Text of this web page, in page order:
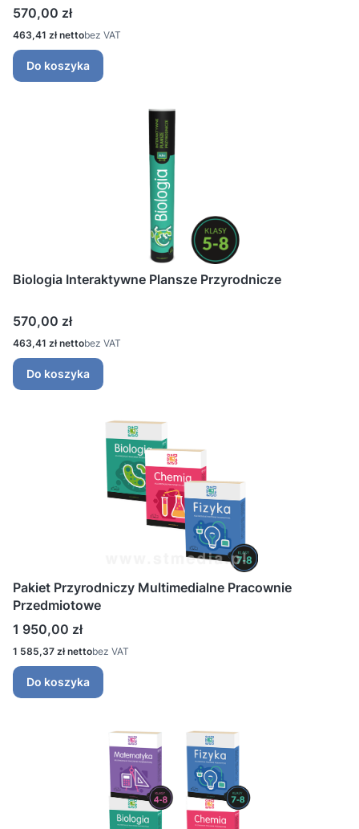
Cena
570,00 zł
Cena
463,41 zł bez VAT
Do koszyka
Biologia Interaktywne Plansze Przyrodnicze
Cena
570,00 zł
Cena
463,41 zł bez VAT
Do koszyka
Pakiet Przyrodniczy Multimedialne Pracownie
Przedmiotowe
Cena
1 950,00 zł
Cena
1 585,37 zł bez VAT
Do koszyka